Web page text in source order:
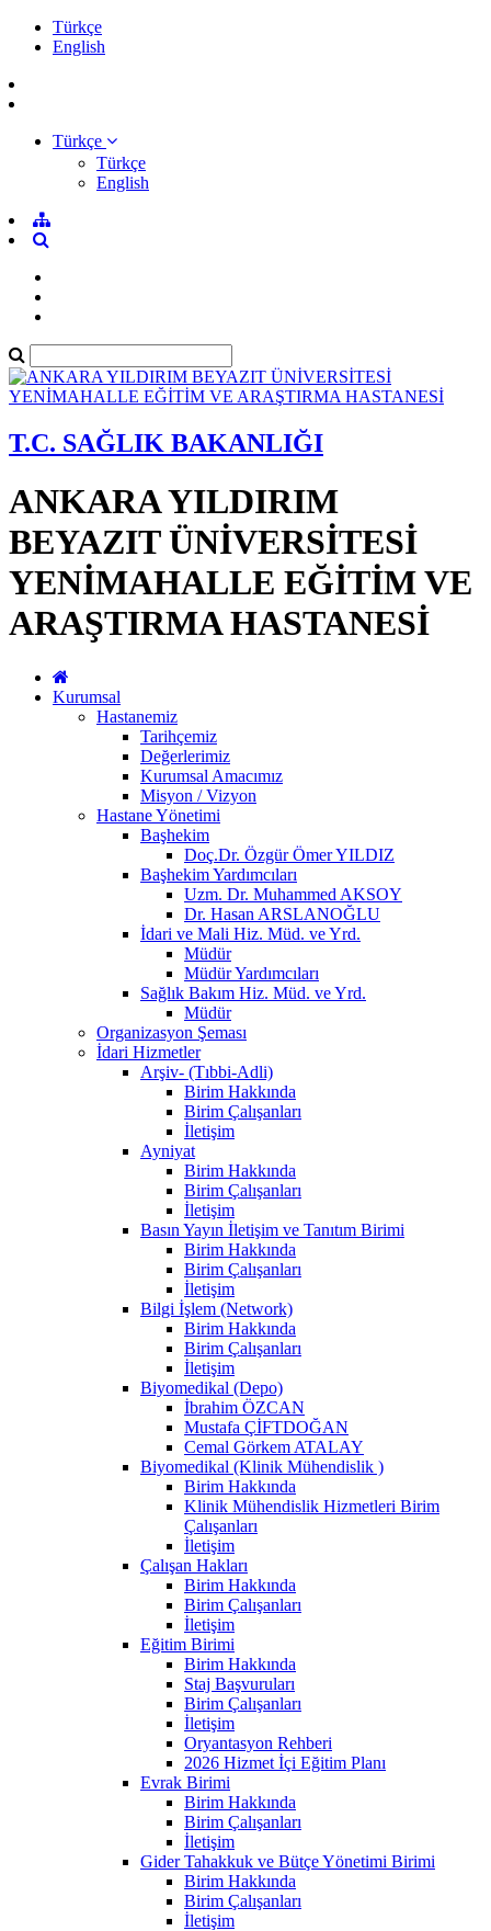
Türkçe
English
Türkçe
Türkçe
English
T.C. SAĞLIK BAKANLIĞI
ANKARA YILDIRIM
BEYAZIT ÜNİVERSİTESİ
YENİMAHALLE EĞİTİM VE
ARAŞTIRMA HASTANESİ
Kurumsal
Hastanemiz
Tarihçemiz
Değerlerimiz
Kurumsal Amacımız
Misyon / Vizyon
Hastane Yönetimi
Başhekim
Doç.Dr. Özgür Ömer YILDIZ
Başhekim Yardımcıları
Uzm. Dr. Muhammed AKSOY
Dr. Hasan ARSLANOĞLU
İdari ve Mali Hiz. Müd. ve Yrd.
Müdür
Müdür Yardımcıları
Sağlık Bakım Hiz. Müd. ve Yrd.
Müdür
Organizasyon Şeması
İdari Hizmetler
Arşiv- (Tıbbi-Adli)
Birim Hakkında
Birim Çalışanları
İletişim
Ayniyat
Birim Hakkında
Birim Çalışanları
İletişim
Basın Yayın İletişim ve Tanıtım Birimi
Birim Hakkında
Birim Çalışanları
İletişim
Bilgi İşlem (Network)
Birim Hakkında
Birim Çalışanları
İletişim
Biyomedikal (Depo)
İbrahim ÖZCAN
Mustafa ÇİFTDOĞAN
Cemal Görkem ATALAY
Biyomedikal (Klinik Mühendislik )
Birim Hakkında
Klinik Mühendislik Hizmetleri Birim
Çalışanları
İletişim
Çalışan Hakları
Birim Hakkında
Birim Çalışanları
İletişim
Eğitim Birimi
Birim Hakkında
Staj Başvuruları
Birim Çalışanları
İletişim
Oryantasyon Rehberi
2026 Hizmet İçi Eğitim Planı
Evrak Birimi
Birim Hakkında
Birim Çalışanları
İletişim
Gider Tahakkuk ve Bütçe Yönetimi Birimi
Birim Hakkında
Birim Çalışanları
İletişim